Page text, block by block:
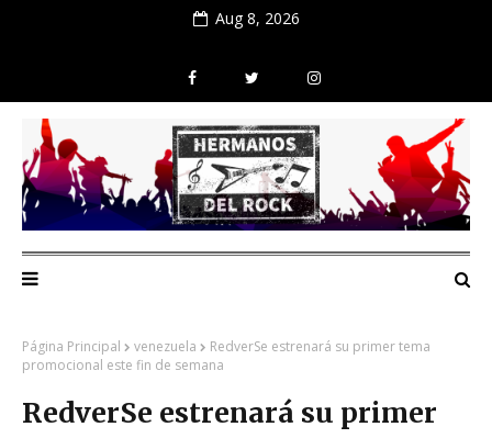
Aug 8, 2026
Página Principal venezuela
RedverSe estrenará su primer tema
promocional este fin de semana
RedverSe estrenará su primer